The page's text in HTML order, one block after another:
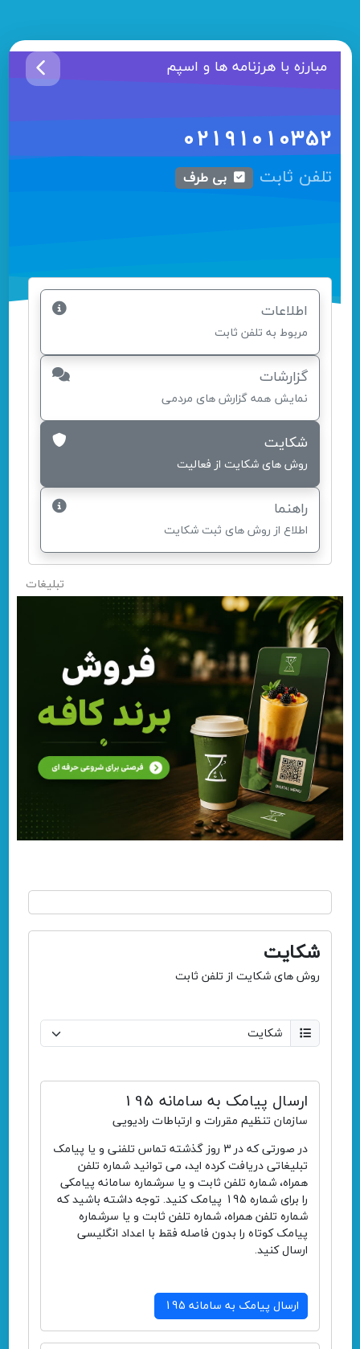
مبارزه با هرزنامه ها و اسپم
02191010352
تلفن ثابت بی طرف
اطلاعات
مربوط به تلفن ثابت
گزارشات
نمایش همه گزارش های مردمی
شکایت
روش های شکایت از فعالیت
راهنما
اطلاع از روش های ثبت شکایت
شکایت
روش های شکایت از تلفن ثابت
ارسال پیامک به سامانه 195
سازمان تنظیم مقررات و ارتباطات رادیویی
در صورتی که در 3 روز گذشته تماس تلفنی و یا پیامک
تبلیغاتی دریافت کرده اید، می توانید شماره تلفن
همراه، شماره تلفن ثابت و یا سرشماره سامانه پیامکی
را برای شماره 195 پیامک کنید. توجه داشته باشید که
شماره تلفن همراه، شماره تلفن ثابت و یا سرشماره
پیامک کوتاه را بدون فاصله فقط با اعداد انگلیسی
ارسال کنید.
ارسال پیامک به سامانه 195